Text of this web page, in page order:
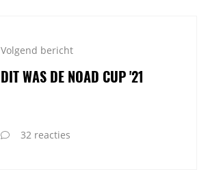
Volgend bericht
DIT WAS DE NOAD CUP '21
32 reacties